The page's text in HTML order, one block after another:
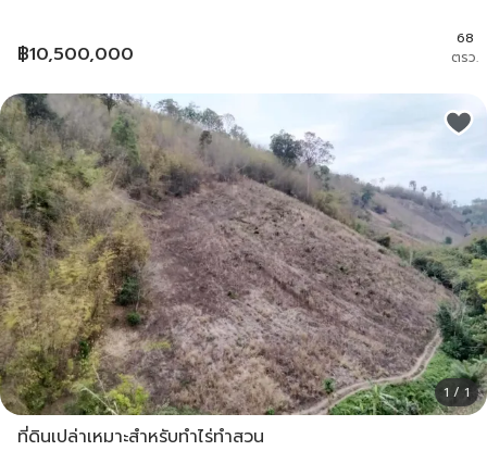
฿10,500,000
68
ตรว.
1 / 1
ที่ดินเปล่าเหมาะสำหรับทำไร่ทำสวน